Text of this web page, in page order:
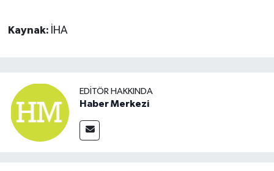
Kaynak: İHA
EDITÖR HAKKINDA
Haber Merkezi